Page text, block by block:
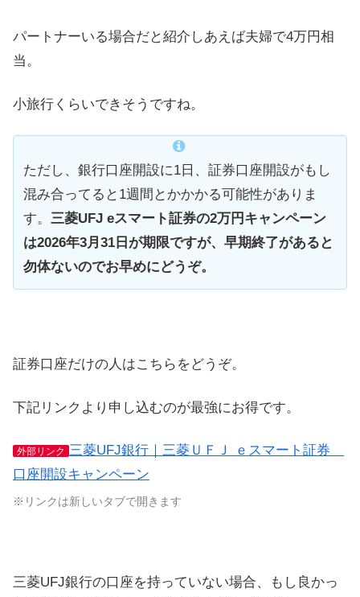
パートナーいる場合だと紹介しあえば夫婦で4万円相
当。
小旅行くらいできそうですね。
ただし、銀行口座開設に1日、証券口座開設がもし
混み合ってると1週間とかかかる可能性がありま
す。 三菱UFJ eスマート証券の2万円キャンペーン
は2026年3月31日が期限ですが、早期終了があると
勿体ないのでお早めにどうぞ。
証券口座だけの人はこちらをどうぞ。
下記リンクより申し込むのが最強にお得です。
外部リンク 三菱UFJ銀行｜三菱ＵＦＪ ｅスマート証券
口座開設キャンペーン
※リンクは新しいタブで開きます
三菱UFJ銀行の口座を持っていない場合、もし良かっ